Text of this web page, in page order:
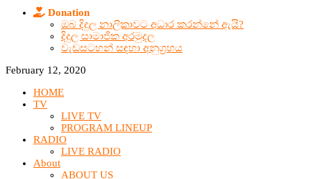
Donation
ඔබ දිදුල නාලිකාවට අධාර කරන්නේ ඇයි?
දිදුල සාමාජික අරමුදල
වැඩසටහන් සඳහා අනුග්‍රහය
February 12, 2020
HOME
TV
LIVE TV
PROGRAM LINEUP
RADIO
LIVE RADIO
About
ABOUT US